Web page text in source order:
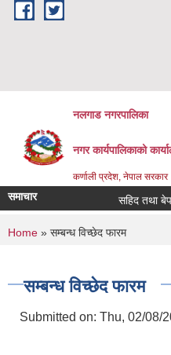
Skip to main content
नलगाड नगरपालिका
नगर कार्यपालिकाको
कर्णाली प्रदेश, नेपाल सरकार
समाचार सहिद तथा बेपत्ता
You are here
Home » सम्बन्ध विच्छेद फारम
सम्बन्ध विच्छेद फारम
Submitted on: Thu, 02/08/